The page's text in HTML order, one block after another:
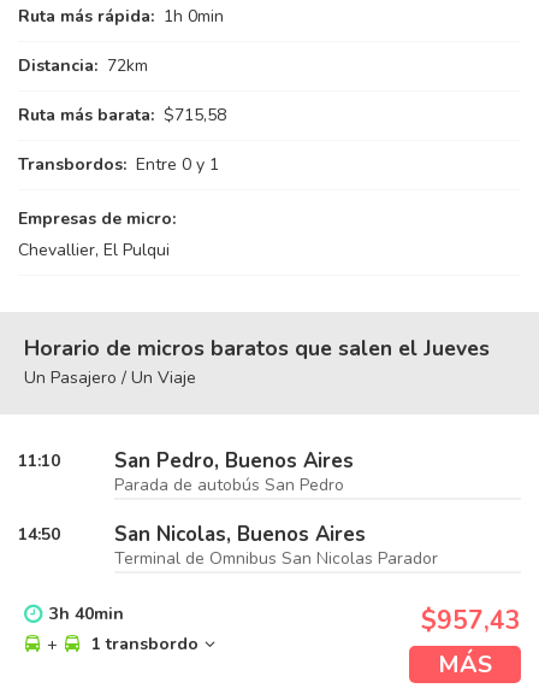
Ruta más rápida: 1h 0min
Distancia: 72km
Ruta más barata: $715,58
Transbordos: Entre 0 y 1
Empresas de micro:
Chevallier, El Pulqui
Horario de micros baratos que salen el Jueves
Un Pasajero / Un Viaje
11:10 San Pedro, Buenos Aires
Parada de autobús San Pedro
14:50 San Nicolas, Buenos Aires
Terminal de Omnibus San Nicolas Parador
3h 40min
+
1 transbordo
$957,43
MÁS